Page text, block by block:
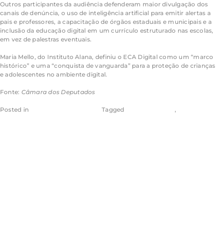
Outros participantes da audiência defenderam maior divulgação dos
canais de denúncia, o uso de inteligência artificial para emitir alertas a
pais e professores, a capacitação de órgãos estaduais e municipais e a
inclusão da educação digital em um currículo estruturado nas escolas,
em vez de palestras eventuais.
Maria Mello, do Instituto Alana, definiu o ECA Digital como um “marco
histórico” e uma “conquista de vanguarda” para a proteção de crianças
e adolescentes no ambiente digital.
Fonte: Câmara dos Deputados
Posted in Câmara dos DeputadosTagged Aragão & Tomaz,